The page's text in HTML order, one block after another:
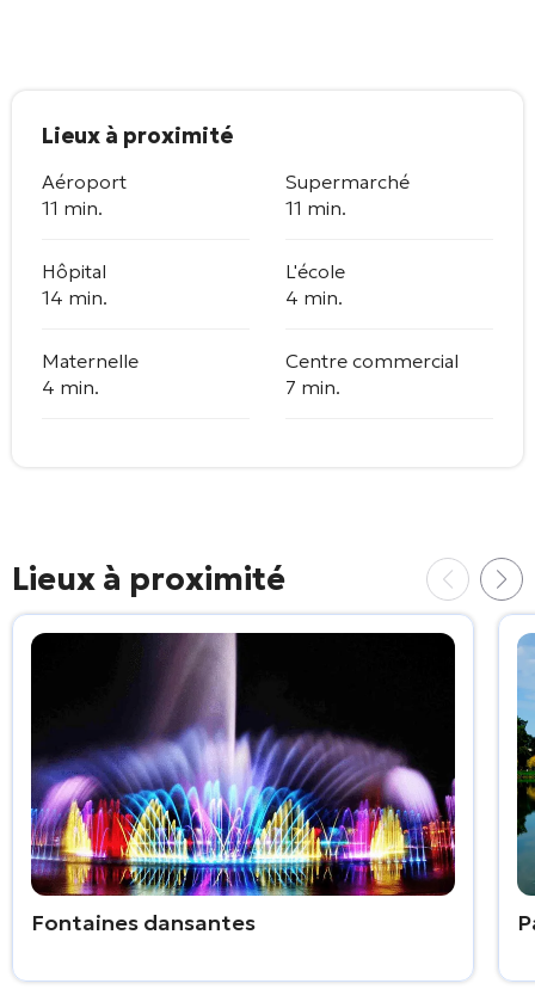
Lieux à proximité
Aéroport
11 min.
Supermarché
11 min.
Hôpital
14 min.
L'école
4 min.
Maternelle
4 min.
Centre commercial
7 min.
Lieux à proximité
Fontaines dansantes